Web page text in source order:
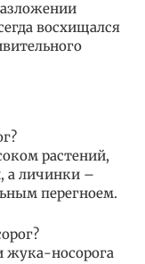
восхищался
растений,
а личинки –
перегноем.
жука-носорога